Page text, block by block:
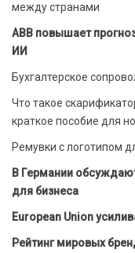
между странами
ABB повышает
ИИ
Бухгалтерское
Что такое
краткое пособие для
Ремувки с логотипом
В Германии
для бизнеса
European Union
Рейтинг мировых